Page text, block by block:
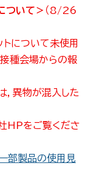
ついて＞ （8/26
について未使用
種会場からの報
，異物が混入した
HPをご覧くださ
部製品の使用見